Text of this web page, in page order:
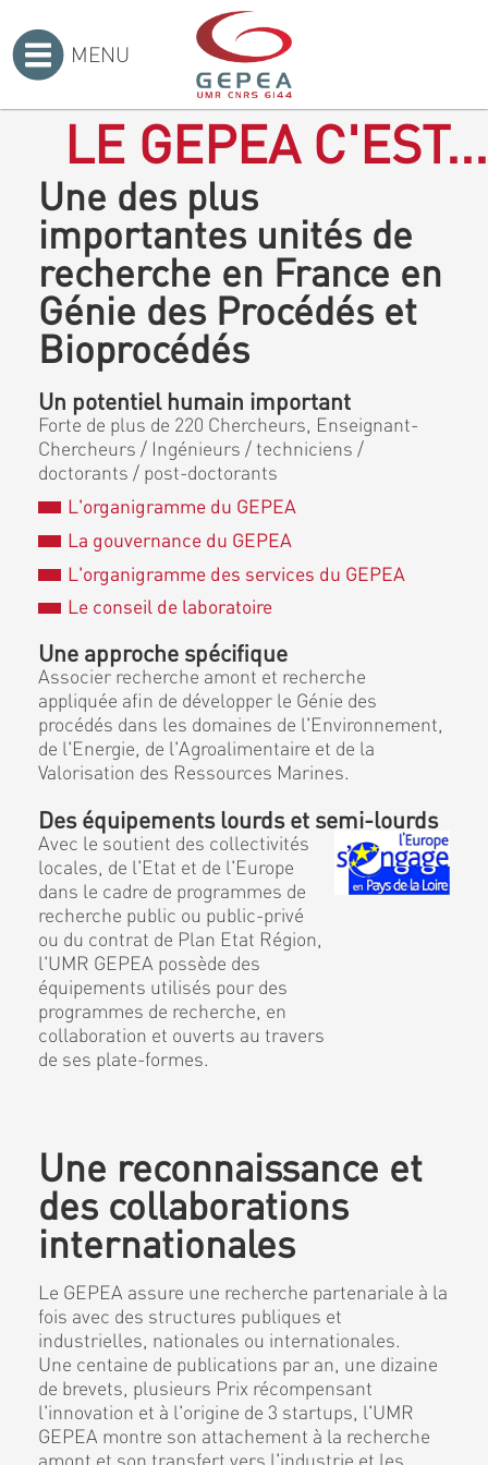
MENU
LE GEPEA C'EST...
Une des plus
importantes unités de
recherche en France en
Génie des Procédés et
Bioprocédés
Un potentiel humain important
Forte de plus de 220 Chercheurs, Enseignant-
Chercheurs / Ingénieurs / techniciens /
doctorants / post-doctorants
L'organigramme du GEPEA
La gouvernance du GEPEA
L'organigramme des services du GEPEA
Le conseil de laboratoire
Une approche spécifique
Associer recherche amont et recherche
appliquée afin de développer le Génie des
procédés dans les domaines de l'Environnement,
de l'Energie, de l'Agroalimentaire et de la
Valorisation des Ressources Marines.
Des équipements lourds et semi-lourds
Avec le soutient des collectivités
locales, de l'Etat et de l'Europe
dans le cadre de programmes de
recherche public ou public-privé
ou du contrat de Plan Etat Région,
l'UMR GEPEA possède des
équipements utilisés pour des
programmes de recherche, en
collaboration et ouverts au travers
de ses plate-formes.
Une reconnaissance et
des collaborations
internationales
Le GEPEA assure une recherche partenariale à la
fois avec des structures publiques et
industrielles, nationales ou internationales.
Une centaine de publications par an, une dizaine
de brevets, plusieurs Prix récompensant
l'innovation et à l'origine de 3 startups, l'UMR
GEPEA montre son attachement à la recherche
amont et son transfert vers l'industrie et les